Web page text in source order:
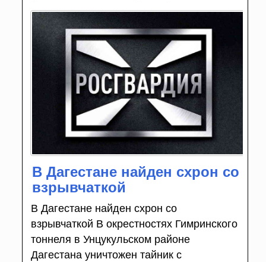
В Дагестане найден схрон со
взрывчаткой
В Дагестане найден схрон со
взрывчаткой В окрестностях Гимринского
тоннеля в Унцукульском районе
Дагестана уничтожен тайник с